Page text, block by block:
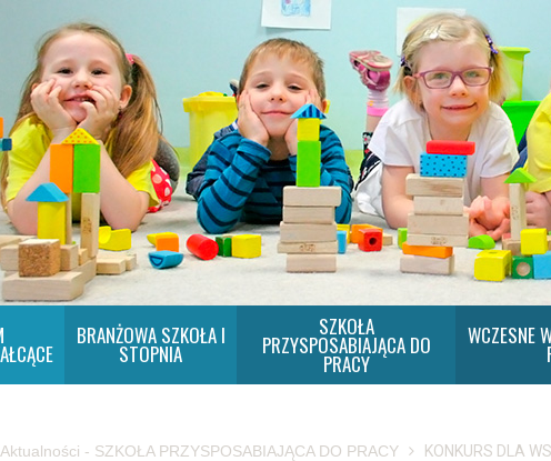
BRANŻOWA SZKOŁA I
STOPNIA
SZKOŁA
PRZYSPOSABIAJĄCA DO
PRACY
WCZESNE
Aktualności - SZKOŁA PRZYSPOSABIAJĄCA DO PRACY KONKURS DLA